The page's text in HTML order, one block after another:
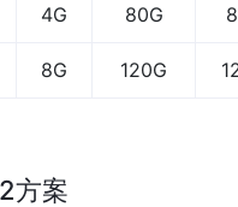
4G 80G
8G 120G
方案